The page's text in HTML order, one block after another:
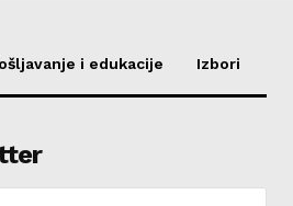
i edukacije Izbori